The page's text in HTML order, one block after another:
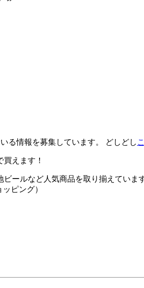
る情報を募集しています。 どしどし
えます！
ールなど人気商品を取り揃えています
ピング）